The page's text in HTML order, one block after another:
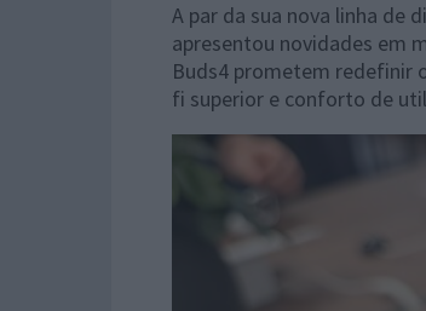
A par da sua nova linha de
apresentou novidades em
Buds4 prometem redefinir
fi superior e conforto de